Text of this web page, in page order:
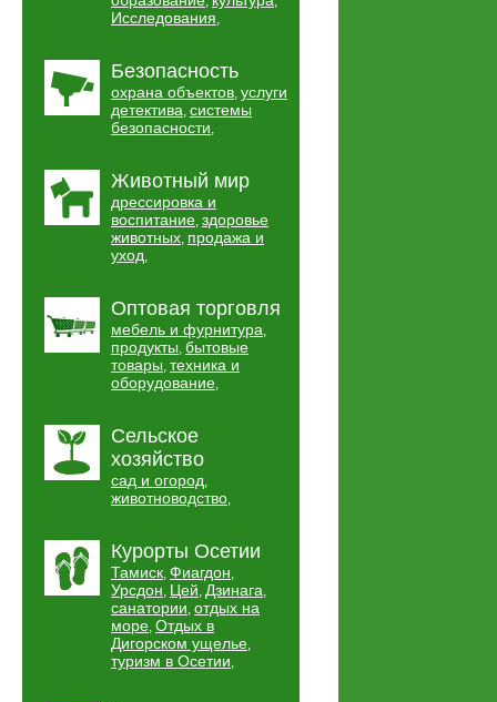
Исследования,
Безопасность
охрана объектов, услуги
детектива, системы
безопасности,
Животный мир
дрессировка и
воспитание, здоровье
животных, продажа и
уход,
Оптовая торговля
мебель и фурнитура,
продукты, бытовые
товары, техника и
оборудование,
Сельское
хозяйство
сад и огород,
животноводство,
Курорты Осетии
Тамиск, Фиагдон,
Урсдон, Цей, Дзинага,
санатории, отдых на
море, Отдых в
Дигорском ущелье,
туризм в Осетии,